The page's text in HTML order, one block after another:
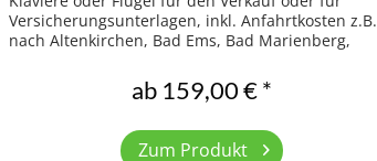
Versicherungsunterlagen, inkl. Anfahrtkosten z.B.
nach Altenkirchen, Bad Ems, Bad Marienberg,
ab 159,00 € *
Zum Produkt